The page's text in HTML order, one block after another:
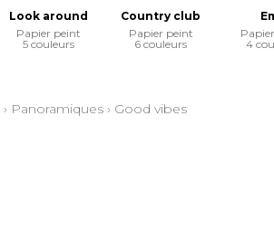
Look around
Papier peint
5 couleurs
Country club
Papier peint
6 couleurs
4
› Panoramiques › Good vibes